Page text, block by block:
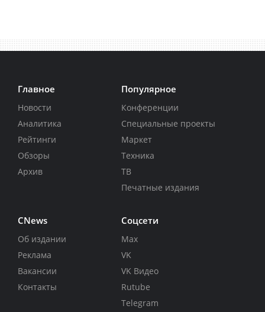
Главное
Новости
Аналитика
Рейтинги
Обзоры
Архив
Популярное
Конференции
Специальные проекты
Маркет
Техника
ТВ
Печатные издания
CNews
Об издании
Реклама
Вакансии
Контакты
Соцсети
Max
VK
VK Видео
Rutube
Telegram